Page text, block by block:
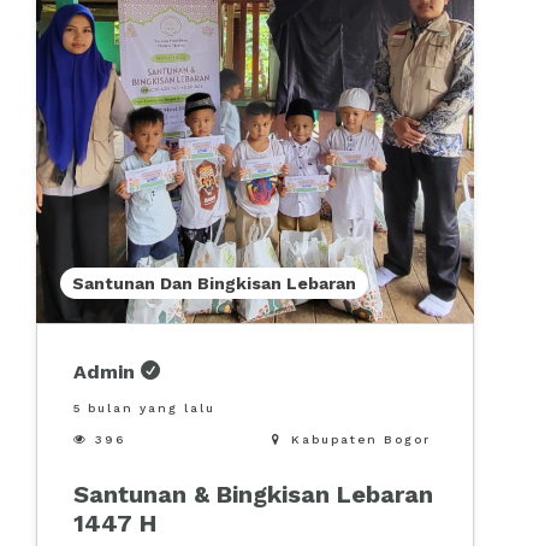
Santunan Dan Bingkisan Lebaran
Admin
5 bulan yang lalu
 396  Kabupaten Bogor
Santunan & Bingkisan Lebaran
1447 H